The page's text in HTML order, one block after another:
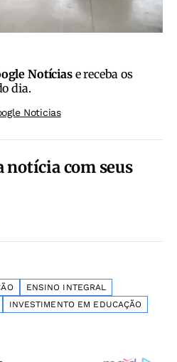
Notíciase receba os
dia.
Noticias
notícia com seus
ENSINO INTEGRAL
INVESTIMENTO EM EDUCAÇÃO